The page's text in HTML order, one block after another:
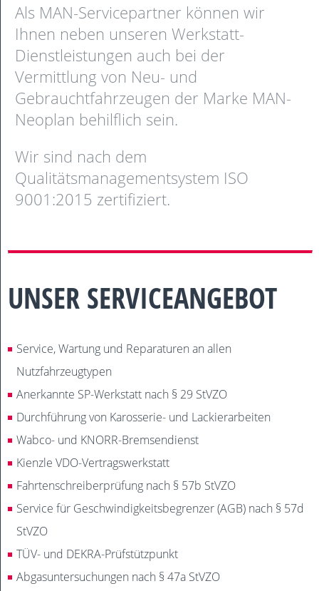
Als MAN-Servicepartner können wir
Ihnen neben unseren Werkstatt-
Dienstleistungen auch bei der
Vermittlung von Neu- und
Gebrauchtfahrzeugen der Marke MAN-
Neoplan behilflich sein.
Wir sind nach dem
Qualitätsmanagementsystem ISO
9001:2015 zertifiziert.
UNSER SERVICEANGEBOT
Service, Wartung und Reparaturen an allen
Nutzfahrzeugtypen
Anerkannte SP-Werkstatt nach § 29 StVZO
Durchführung von Karosserie- und Lackierarbeiten
Wabco- und KNORR-Bremsendienst
Kienzle VDO-Vertragswerkstatt
Fahrtenschreiberprüfung nach § 57b StVZO
Service für Geschwindigkeitsbegrenzer (AGB) nach § 57d
StVZO
TÜV- und DEKRA-Prüfstützpunkt
Abgasuntersuchungen nach § 47a StVZO